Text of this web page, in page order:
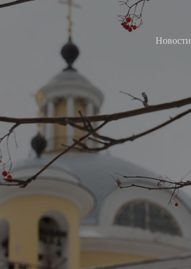
Новости